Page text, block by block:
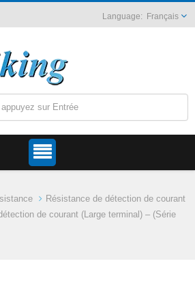
Français
Résistance de détection de courant
de courant (Large terminal) – (Série